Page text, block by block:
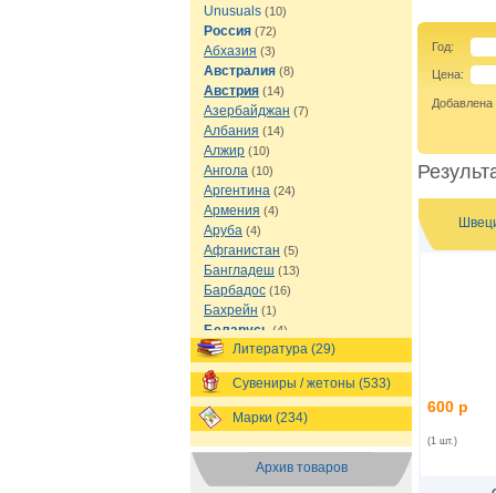
Unusuals (10)
Россия (72)
Абхазия (3)
Австралия (8)
Австрия (14)
Азербайджан (7)
Албания (14)
Алжир (10)
Ангола (10)
Аргентина (24)
Армения (4)
Аруба (4)
Афганистан (5)
Бангладеш (13)
Барбадос (16)
Бахрейн (1)
Беларусь (4)
Белиз(8)
Бельгия(16)
Бермуды(1)
Болгария(13)
Боливия(12)
Босния и Герцеговина(7)
Ботсвана(7)
Бразилия(21)
Литература (29)
Сувениры / жетоны (533)
Марки (234)
Архив товаров
Год:
Цена:
Добавлена
600 р
(1 шт.)